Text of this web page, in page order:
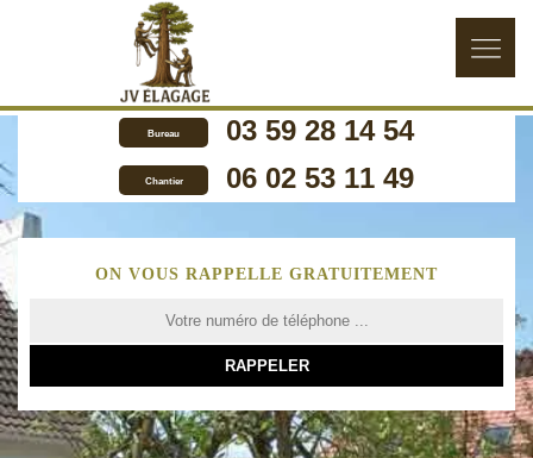
Bureau 03 59 28 14 54
Chantier 06 02 53 11 49
ON VOUS RAPPELLE GRATUITEMENT